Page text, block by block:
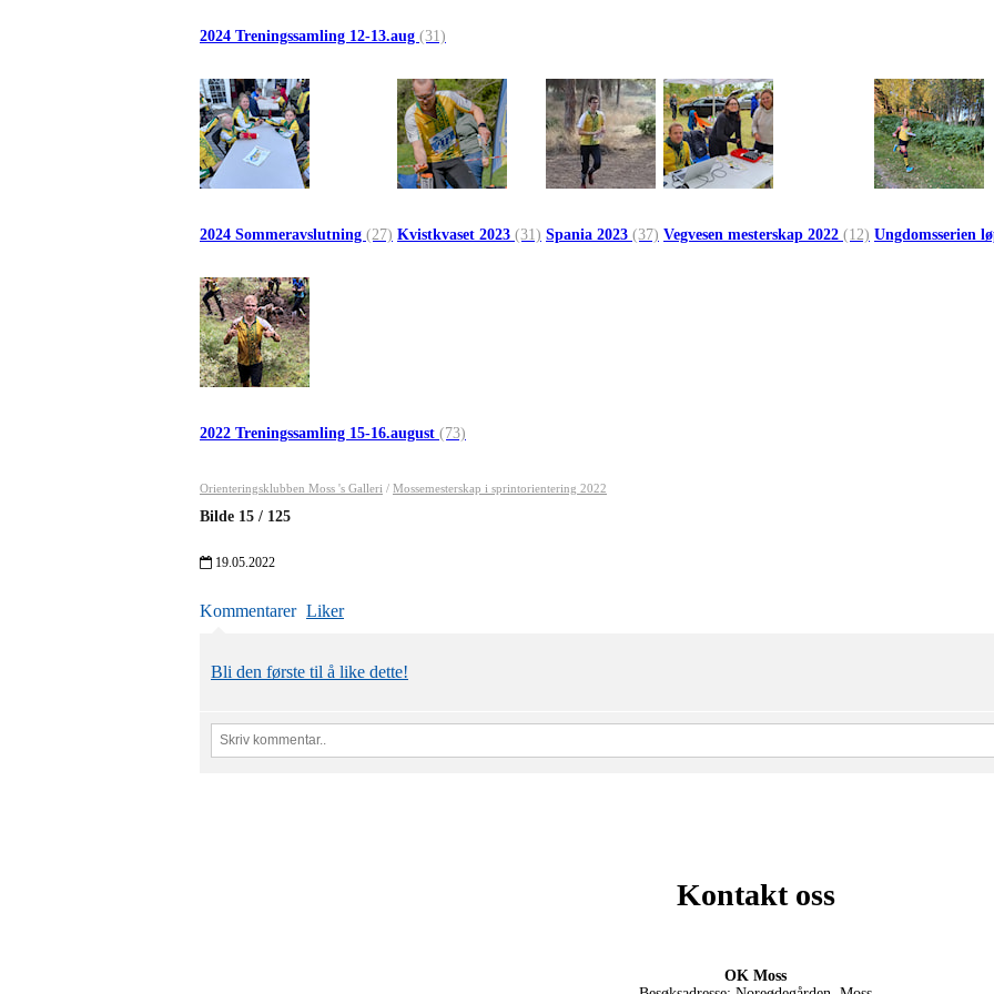
2024 Treningssamling 12-13.aug (31)
2024 Sommeravslutning (27) Kvistkvaset 2023 (31) Spania 2023 (37) Vegvesen mesterskap 2022 (12) Ungdomsserien
2022 Treningssamling 15-16.august (73)
Orienteringsklubben Moss 's Galleri / Mossemesterskap i sprintorientering 2022
Bilde 15 / 125
19.05.2022
Kommentarer Liker
Bli den første til å like dette!
Kontakt oss
OK Moss